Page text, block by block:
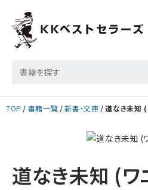
TOP 書籍一覧 新書・文庫 道なき未知
道なき未知 (ワ